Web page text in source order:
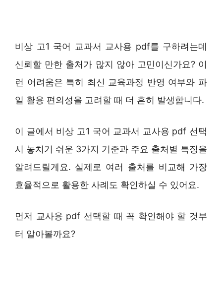
비상 고1 국어 교과서 교사용 pdf를 구하려는데
신뢰할 만한 출처가 많지 않아 고민이신가요? 이
런 어려움은 특히 최신 교육과정 반영 여부와 파
일 활용 편의성을 고려할 때 더 흔히 발생합니다.
이 글에서 비상 고1 국어 교과서 교사용 pdf 선택
시 놓치기 쉬운 3가지 기준과 주요 출처별 특징을
알려드릴게요. 실제로 여러 출처를 비교해 가장
효율적으로 활용한 사례도 확인하실 수 있어요.
먼저 교사용 pdf 선택할 때 꼭 확인해야 할 것부
터 알아볼까요?